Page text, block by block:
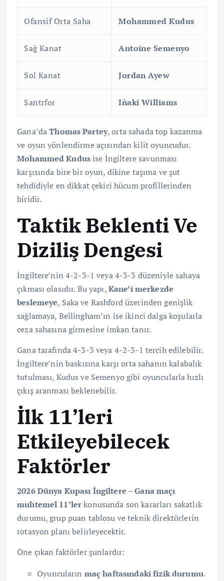
Ofansif Orta Saha Mohammed Kudus
Sağ Kanat Antoine Semenyo
Sol Kanat Jordan Ayew
Santrfor Iñaki Williams
Gana’daThomas Partey, orta sahada top kazanma
ve oyun yönlendirme açısından kilit oyuncudur.
Mohammed Kudusise İngiltere savunması
karşısında bire bir oyun, dikine taşıma ve şut
tehdidiyle en dikkat çekici hücum profillerinden
biridir.
Taktik Beklenti Ve
Diziliş Dengesi
İngiltere’nin 4-2-3-1 veya 4-3-3 düzeniyle sahaya
çıkması olasıdır. Bu yapı,Kane’i merkezde
beslemeye, Saka ve Rashford üzerinden genişlik
sağlamaya, Bellingham’ın ise ikinci dalga koşularla
ceza sahasına girmesine imkan tanır.
Gana tarafında 4-3-3 veya 4-2-3-1 tercih edilebilir.
İngiltere’nin baskısına karşı orta sahanın kalabalık
tutulması, Kudus ve Semenyo gibi oyuncularla hızlı
çıkış aranması beklenebilir.
İlk 11’leri
Etkileyebilecek
Faktörler
2026 Dünya Kupası İngiltere – Gana maçı
muhtemel 11’lerkonusunda son kararları sakatlık
durumu, grup puan tablosu ve teknik direktörlerin
rotasyon planı belirleyecektir.
Öne çıkan faktörler şunlardır:
Oyuncuların maç haftasındaki fizik durumu.